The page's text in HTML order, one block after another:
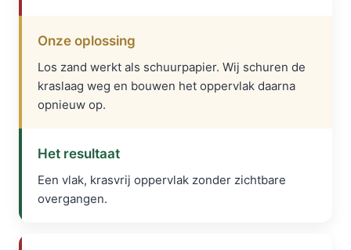
Onze oplossing
Los zand werkt als schuurpapier. Wij schuren de
kraslaag weg en bouwen het oppervlak daarna
opnieuw op.
Het resultaat
Een vlak, krasvrij oppervlak zonder zichtbare
overgangen.